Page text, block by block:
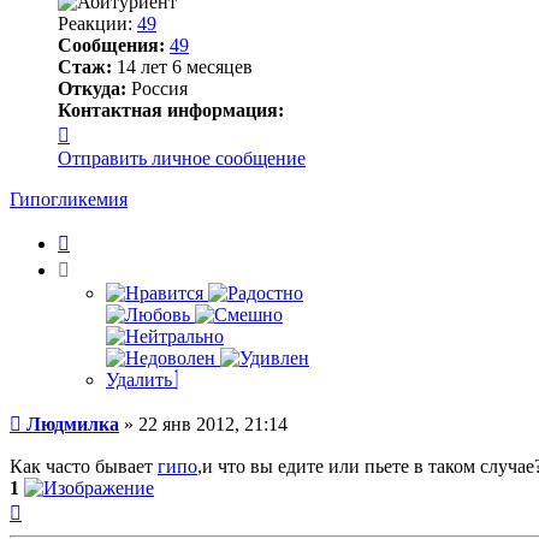
Реакции: 49
Сообщения: 49
Стаж: 14 лет 6 месяцев
Откуда: Россия
Контактная информация:
информация
пользователя
Людмилка
Отправить личное сообщение
Гипогликемия
Удалить
Сообщение
Людмилка » 22 янв 2012, 21:14
Как часто бывает гипо,и что вы едите или пьете в таком
1